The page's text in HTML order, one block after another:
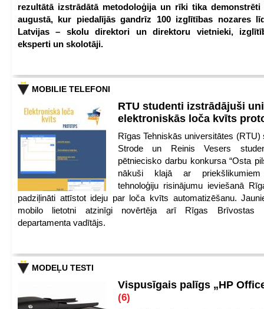
rezultātā izstrādātā metodoloģija un rīki tika demonstrēti
augustā, kur piedalījās gandrīz 100 izglītības nozares
Latvijas – skolu direktori un direktoru vietnieki,
eksperti un skolotāji.
MOBILIE TELEFONI
RTU studenti izstrādājuši
elektroniskās loča kvīts
Rīgas Tehniskās universitātes (RTU)
Strode un Reinis Vesers
pētniecisko darbu konkursa “Osta
nākuši klajā ar priekšlikumiem
tehnoloģiju risinājumu ieviešanā
padziļināti attīstot ideju par loča kvīts automatizēšanu.
mobilo lietotni atzinīgi novērtēja arī Rīgas Brīvostas
departamenta vadītājs.
MODEĻU TESTI
Vispusīgais palīgs „HP
(6)